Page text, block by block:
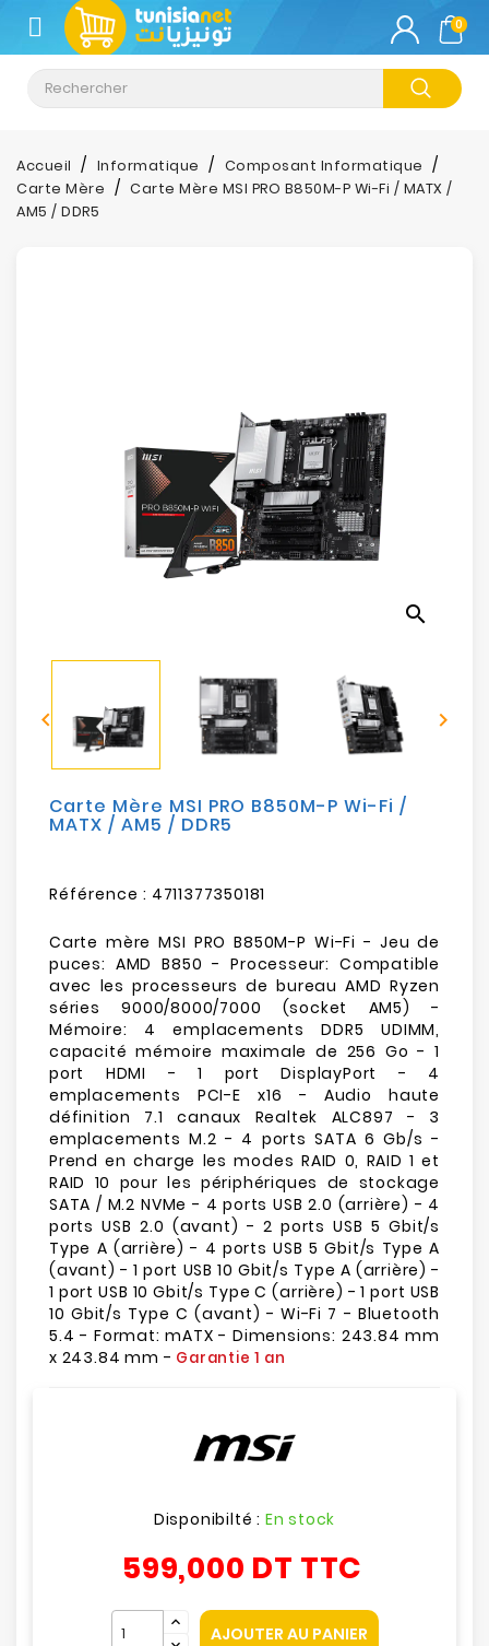
CATÉGORIE
Climatisation
Informatique
Téléphonie
Electroménager
Sécurité
Mobilités
Loisirs
0
Accueil Informatique
Composant Informatique
Carte Mère
Carte Mère MSI PRO B850M-P Wi-Fi / MATX /
AM5 / DDR5
search
 
Carte Mère MSI PRO B850M-P Wi-Fi /
MATX / AM5 / DDR5
Référence : 4711377350181
Carte mère MSI PRO B850M-P Wi-Fi - Jeu de
puces: AMD B850 - Processeur: Compatible
avec les processeurs de bureau AMD Ryzen
séries 9000/8000/7000 (socket AM5) -
Mémoire: 4 emplacements DDR5 UDIMM,
capacité mémoire maximale de 256 Go - 1
port HDMI - 1 port DisplayPort - 4
emplacements PCI-E x16 - Audio haute
définition 7.1 canaux Realtek ALC897 - 3
emplacements M.2 - 4 ports SATA 6 Gb/s -
Prend en charge les modes RAID 0, RAID 1 et
RAID 10 pour les périphériques de stockage
SATA / M.2 NVMe - 4 ports USB 2.0 (arrière) - 4
ports USB 2.0 (avant) - 2 ports USB 5 Gbit/s
Type A (arrière) - 4 ports USB 5 Gbit/s Type A
(avant) - 1 port USB 10 Gbit/s Type A (arrière) -
1 port USB 10 Gbit/s Type C (arrière) - 1 port USB
10 Gbit/s Type C (avant) - Wi-Fi 7 - Bluetooth
5.4 - Format: mATX - Dimensions: 243.84 mm
x 243.84 mm - Garantie 1 an
Disponibilté : En stock
599,000 DT TTC
AJOUTER AU PANIER